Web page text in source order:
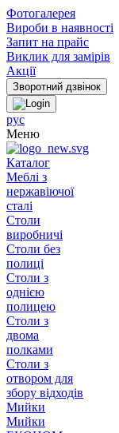
Фотогалерея
Вироби в наявності
Запит на прайс
Виклик для замірів
Акції
рус
Меню
Каталог
Меблі з
нержавіючої
сталі
Столи
виробничі
Столи без
полиці
Столи з
однією
полицею
Столи з
двома
полками
Столи з
отвором для
збору відходів
Мийки
Мийки